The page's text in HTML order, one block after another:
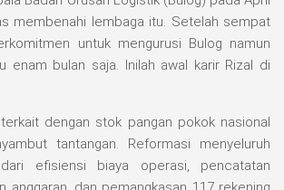
membenahi lembaga itu. Setelah sempat
untuk mengurusi Bulog namun
enam bulan saja. Inilah awal karir Rizal di
dengan stok pangan pokok nasional
tantangan. Reformasi menyeluruh
efisiensi biaya operasi, pencatatan